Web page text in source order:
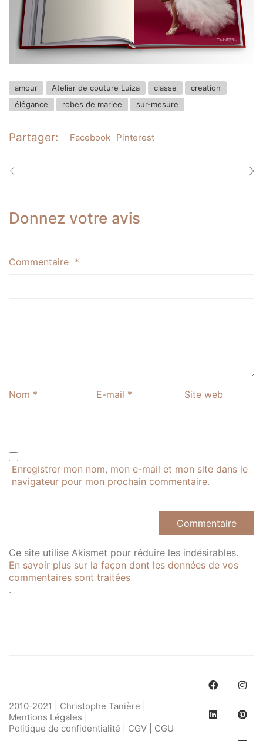
amour Atelier de couture Luiza classe
creation
élégance
robes de mariee sur-mesure
Partager: Facebook Pinterest
Donnez votre avis
Commentaire *
Nom * E-mail * Site web
Enregistrer mon nom, mon e-mail et mon site dans le
navigateur pour mon prochain commentaire.
Ce site utilise Akismet pour réduire les indésirables.
En savoir plus sur la façon dont les données de vos
commentaires sont traitées
.
2010-2021 | Christophe Tanière |
Mentions Légales
Politique de confidentialité
CGV CGU